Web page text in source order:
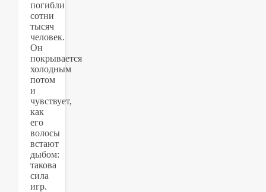
погибли
сотни
тысяч
человек.
Он
покрывается
холодным
потом
и
чувствует,
как
его
волосы
встают
дыбом:
такова
сила
игр.